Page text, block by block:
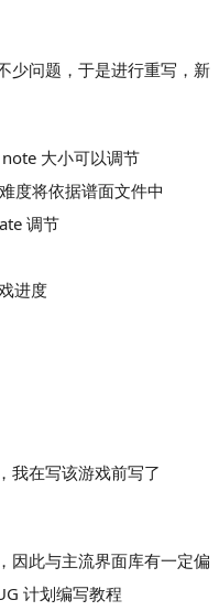
少问题，于是进行重写，新
大小可以调节
度将依据谱面文件中
调节
进度
我在写该游戏前写了
因此与主流界面库有一定偏
计划编写教程